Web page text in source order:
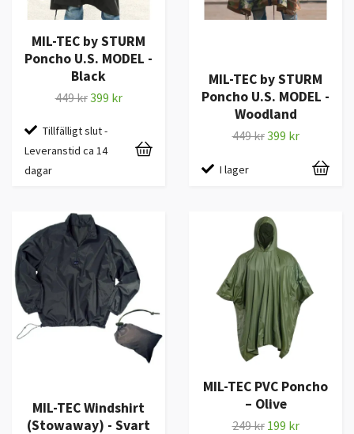
MIL-TEC by STURM
Poncho U.S. MODEL -
Black
449 kr399 kr
Tillfälligt slut -
Leveranstid ca 14
dagar
MIL-TEC by STURM
Poncho U.S. MODEL -
Woodland
449 kr399 kr
I lager
MIL-TEC Windshirt
(Stowaway) - Svart
MIL-TEC PVC Poncho
– Olive
249 kr 199 kr